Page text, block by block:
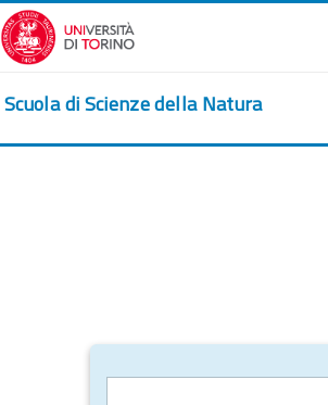
Перейти к основному содержанию
Scuola di Scienze della Natura